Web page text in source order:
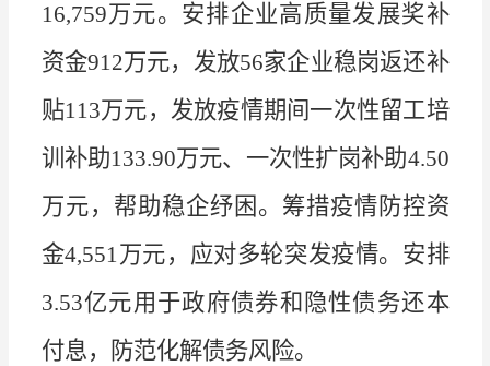
16,759万元。安排企业高质量发展奖补
资金912万元，发放56家企业稳岗返还补
贴113万元，发放疫情期间一次性留工培
训补助133.90万元、一次性扩岗补助4.50
万元，帮助稳企纾困。筹措疫情防控资
金4,551万元，应对多轮突发疫情。安排
3.53亿元用于政府债券和隐性债务还本
付息，防范化解债务风险。